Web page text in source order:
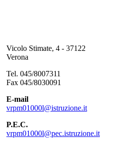
Vicolo Stimate, 4 - 37122
Verona
Tel. 045/8007311
Fax 045/8030091
E-mail
vrpm01000l@istruzione.it
P.E.C.
vrpm01000l@pec.istruzione.it